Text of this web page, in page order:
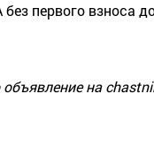
первого взноса
на